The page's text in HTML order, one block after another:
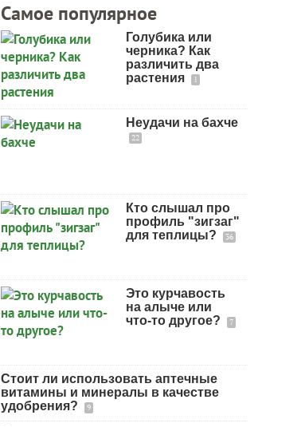
Самое популярное
Голубика или
черника? Как
различить два
растения
1
Неудачи на бахче
22
Кто слышал про
профиль "зигзаг"
для теплицы?
36
Это курчавость
на алыче или
что-то другое?
7
Стоит ли использовать аптечные
витамины и минералы в качестве
удобрения?
9